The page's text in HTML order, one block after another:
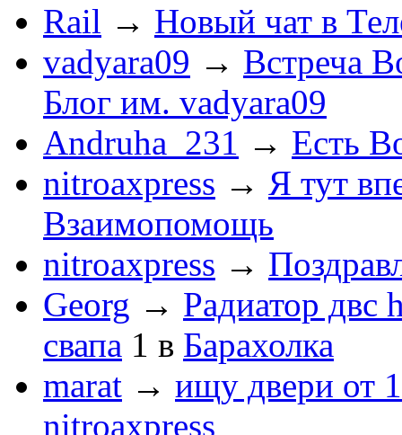
Rail → Новый чат в
vadyara09 → Встреча
Блог им. vadyara09
Andruha_231 → Есть
nitroaxpress → Я тут
Взаимопомощь
nitroaxpress →
Georg → Радиатор двс
свапа 1 в Барахолка
marat → ищу двери от
nitroaxpress